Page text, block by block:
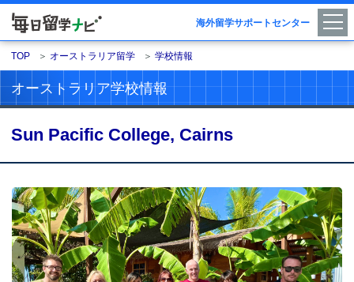
海外留学サポートセンター
TOP ＞ オーストラリア留学 ＞ 学校情報
オーストラリア学校情報
Sun Pacific College, Cairns